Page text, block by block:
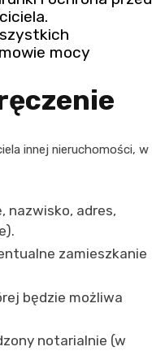
mocy
innej nieruchomości, w
nazwisko, adres,
zamieszkanie
będzie możliwa
notarialnie (w